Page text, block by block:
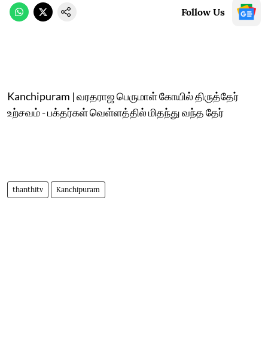
Follow Us
Kanchipuram | வரதராஜ பெருமாள் கோயில் திருத்தேர்
உற்சவம் - பக்தர்கள் வெள்ளத்தில் மிதந்து வந்த தேர்
thanthitv Kanchipuram